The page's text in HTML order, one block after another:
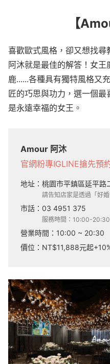
【
喜歡歐式風格，卻又想找
阿沐就是最佳的解答！女
鹿......各種具有獨特風格又
匠的巧思與功力，選一個
是永遠幸福的女王。
Amour 阿沐
官網粉專IGLINE搶先預
地址： 桃園市平鎮區延平路
請告知店家是透過「好
市話： 03 4951 375
服務時間：10:00-20:30
營業時間： 10:00 ~ 20:30
價位：NT$11,888元起